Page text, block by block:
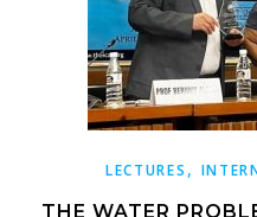
LECTURES ,
THE WATER